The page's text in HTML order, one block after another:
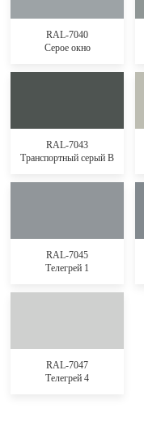
RAL-7040
Серое окно
RAL-7043
Транспортный серый В
RAL-7045
Телегрей 1
RAL-7047
Телегрей 4